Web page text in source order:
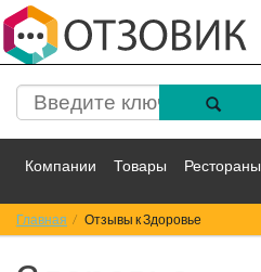
Компании Товары Рестораны
Спорт Фильмы Деньги
Главная Отзывы к Здоровье